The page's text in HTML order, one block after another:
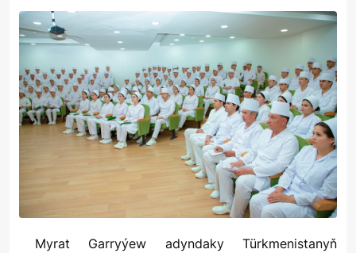
Myrat Garryýew adyndaky Türkmenistanyň